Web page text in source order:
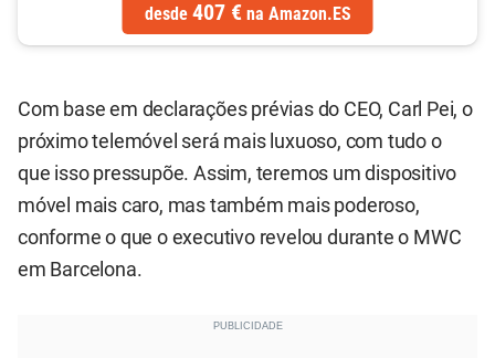
desde 407 € na Amazon.ES
Com base em declarações prévias do CEO, Carl Pei, o
próximo telemóvel será mais luxuoso, com tudo o
que isso pressupõe. Assim, teremos um dispositivo
móvel mais caro, mas também mais poderoso,
conforme o que o executivo revelou durante o MWC
em Barcelona.